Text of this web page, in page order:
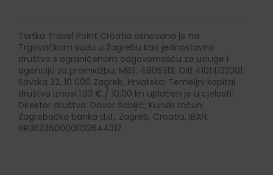
Tvrtka Travel Point Croatia osnovana je na
Trgovačkom sudu u Zagrebu kao jednostavno
društvo s ograničenom odgovornošću za usluge i
agenciju za promidžbu; MBS: 4805313; OIB 41014132301;
Savska 32, 10 000 Zagreb, Hrvatska; Temeljni kapital
društva iznosi 1,33 € / 10,00 kn uplaćen je u cjelosti;
Direktor društva: Davor Sabljić; Kunski račun:
Zagrebačka banka d.d., Zagreb, Croatia, IBAN:
HR3623600001102644312